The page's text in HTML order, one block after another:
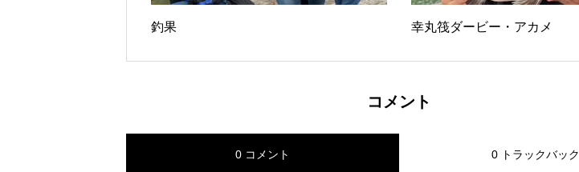
釣果 幸丸筏ダービー・アカメ
コメント
0 コメント 0 トラックバック